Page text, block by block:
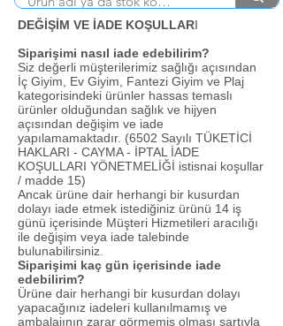
DEĞİŞİM VE İADE KOŞULLARI
Siparişimi nasıl iade edebilirim?
Siz değerli müşterilerimiz sağlığı açısından
İç Giyim, Ev Giyim, Fantezi Giyim ve Plaj
kategorisindeki ürünler hassas temaslı
ürünler olduğundan sağlık ve hijyen
açısından değişim ve iade
yapılamamaktadır. (6502 Sayılı TÜKETİCİ
HAKLARI - CAYMA - İPTAL İADE
KOŞULLARI YÖNETMELİĞİ istisnai koşullar
/ madde 15)
Ancak ürüne dair herhangi bir kusurdan
dolayı iade etmek istediğiniz ürünü 14 iş
günü içerisinde Müşteri Hizmetileri aracılığı
ile değişim veya iade talebinde
bulunabilirsiniz.
Siparişimi kaç gün içerisinde iade
edebilirim?
Ürüne dair herhangi bir kusurdan dolayı
yapacağınız iadeleri kullanılmamış ve
ambalajının zarar görmemiş olması şartıyla